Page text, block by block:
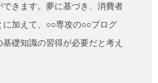
きます。夢に基づき、消費者
加えて、○○専攻の○○プログ
礎知識の習得が必要だと考え